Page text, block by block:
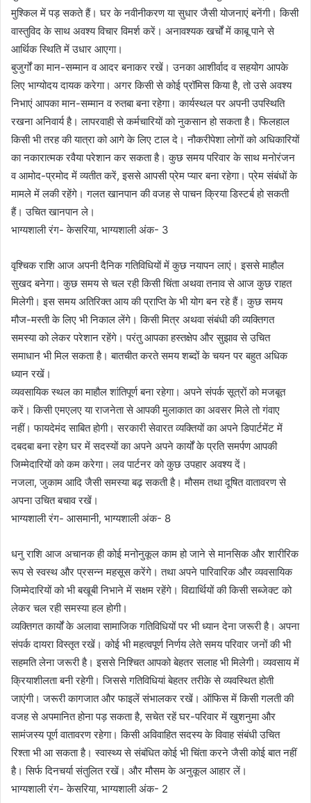
मुश्किल में पड़ सकते हैं। घर के नवीनीकरण या सुधार जैसी योजनाएं बनेंगी। किसी
वास्तुविद के साथ अवश्य विचार विमर्श करें। अनावश्यक खर्चों में काबू पाने से
आर्थिक स्थिति में उधार आएगा।
बुजुर्गों का मान-सम्मान व आदर बनाकर रखें। उनका आशीर्वाद व सहयोग आपके
लिए भाग्योदय दायक करेगा। अगर किसी से कोई प्रॉमिस किया है, तो उसे अवश्य
निभाएं आपका मान-सम्मान व रुतबा बना रहेगा। कार्यस्थल पर अपनी उपस्थिति
रखना अनिवार्य है। लापरवाही से कर्मचारियों को नुकसान हो सकता है। फिलहाल
किसी भी तरह की यात्रा को आगे के लिए टाल दे। नौकरीपेशा लोगों को अधिकारियों
का नकारात्मक रवैया परेशान कर सकता है। कुछ समय परिवार के साथ मनोरंजन
व आमोद-प्रमोद में व्यतीत करें, इससे आपसी प्रेम प्यार बना रहेगा। प्रेम संबंधों के
मामले में लकी रहेंगे। गलत खानपान की वजह से पाचन क्रिया डिस्टर्ब हो सकती
हैं। उचित खानपान ले।
भाग्यशाली रंग- केसरिया, भाग्यशाली अंक- 3
वृश्चिक राशि आज अपनी दैनिक गतिविधियों में कुछ नयापन लाएं। इससे माहौल
सुखद बनेगा। कुछ समय से चल रही किसी चिंता अथवा तनाव से आज कुछ राहत
मिलेगी। इस समय अतिरिक्त आय की प्राप्ति के भी योग बन रहे हैं। कुछ समय
मौज-मस्ती के लिए भी निकाल लेंगे। किसी मित्र अथवा संबंधी की व्यक्तिगत
समस्या को लेकर परेशान रहेंगे। परंतु आपका हस्तक्षेप और सुझाव से उचित
समाधान भी मिल सकता है। बातचीत करते समय शब्दों के चयन पर बहुत अधिक
ध्यान रखें।
व्यवसायिक स्थल का माहौल शांतिपूर्ण बना रहेगा। अपने संपर्क सूत्रों को मजबूत
करें। किसी एमएलए या राजनेता से आपकी मुलाकात का अवसर मिले तो गंवाए
नहीं। फायदेमंद साबित होगी। सरकारी सेवारत व्यक्तियों का अपने डिपार्टमेंट में
दबदबा बना रहेग घर में सदस्यों का अपने अपने कार्यों के प्रति समर्पण आपकी
जिम्मेदारियों को कम करेगा। लव पार्टनर को कुछ उपहार अवश्य दें।
नजला, जुकाम आदि जैसी समस्या बढ़ सकती है। मौसम तथा दूषित वातावरण से
अपना उचित बचाव रखें।
भाग्यशाली रंग- आसमानी, भाग्यशाली अंक- 8
धनु राशि आज अचानक ही कोई मनोनुकूल काम हो जाने से मानसिक और शारीरिक
रूप से स्वस्थ और प्रसन्न महसूस करेंगे। तथा अपने पारिवारिक और व्यवसायिक
जिम्मेदारियों को भी बखूबी निभाने में सक्षम रहेंगे। विद्यार्थियों की किसी सब्जेक्ट को
लेकर चल रही समस्या हल होगी।
व्यक्तिगत कार्यों के अलावा सामाजिक गतिविधियों पर भी ध्यान देना जरूरी है। अपना
संपर्क दायरा विस्तृत रखें। कोई भी महत्वपूर्ण निर्णय लेते समय परिवार जनों की भी
सहमति लेना जरूरी है। इससे निश्चित आपको बेहतर सलाह भी मिलेगी। व्यवसाय में
क्रियाशीलता बनी रहेगी। जिससे गतिविधियां बेहतर तरीके से व्यवस्थित होती
जाएंगी। जरूरी कागजात और फाइलें संभालकर रखें। ऑफिस में किसी गलती की
वजह से अपमानित होना पड़ सकता है, सचेत रहें घर-परिवार में खुशनुमा और
सामंजस्य पूर्ण वातावरण रहेगा। किसी अविवाहित सदस्य के विवाह संबंधी उचित
रिश्ता भी आ सकता है। स्वास्थ्य से संबंधित कोई भी चिंता करने जैसी कोई बात नहीं
है। सिर्फ दिनचर्या संतुलित रखें। और मौसम के अनुकूल आहार लें।
भाग्यशाली रंग- केसरिया, भाग्यशाली अंक- 2